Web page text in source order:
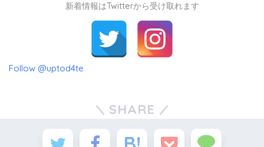
新着情報はTwitterから受け取れます
Follow @uptod4te
SHARE